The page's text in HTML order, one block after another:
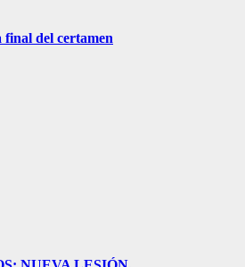
final del certamen